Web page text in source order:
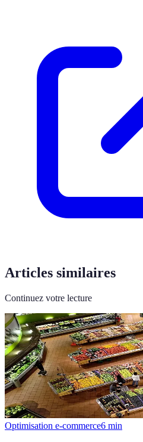
Articles similaires
Continuez votre lecture
Optimisation e-commerce6 min